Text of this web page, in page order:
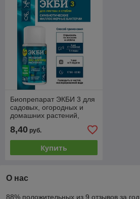
Биопрепарат ЭКБИ 3 для
садовых, огородных и
домашних растений,
8,40 руб.
Купить
О нас
88% положительных из 9 отзывов за год